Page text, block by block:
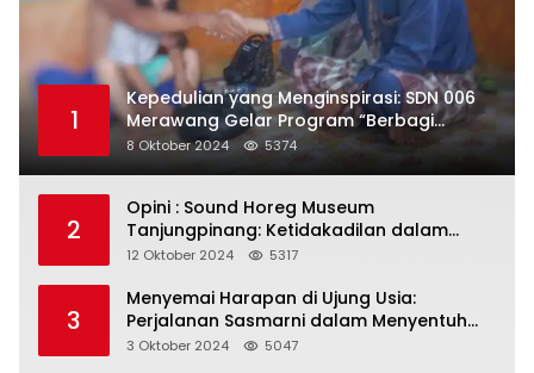
1
Kepedulian yang Menginspirasi: SDN 006
Merawang Gelar Program “Berbagi
Segenggam Beras”
8 Oktober 2024 5374
2
Opini : Sound Horeg Museum
Tanjungpinang: Ketidakadilan dalam
Representasi
12 Oktober 2024 5317
3
Menyemai Harapan di Ujung Usia:
Perjalanan Sasmarni dalam Menyentuh
Hati dan Jiwa
3 Oktober 2024 5047